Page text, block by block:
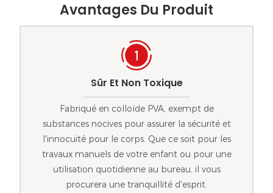
Avantages Du Produit
Sûr Et Non Toxique
Fabriqué en colloïde PVA, exempt de
substances nocives pour assurer la sécurité et
l'innocuité pour le corps. Que ce soit pour les
travaux manuels de votre enfant ou pour une
utilisation quotidienne au bureau, il vous
procurera une tranquillité d'esprit.